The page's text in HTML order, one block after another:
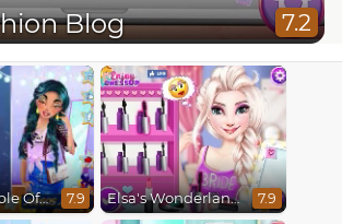
Blog 7.2
Disney Couple Of The Year 7.9 Elsa's Wonderland Wedding 7.9